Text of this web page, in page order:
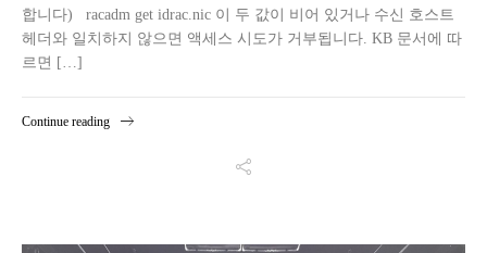
합니다) racadm get idrac.nic 이 두 값이 비어 있거나 수신 호스트
헤더와 일치하지 않으면 액세스 시도가 거부됩니다. KB 문서에 따
르면 […]
Continue reading